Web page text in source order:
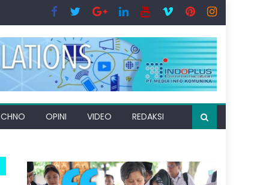
OPINI VIDEO REDAKSI